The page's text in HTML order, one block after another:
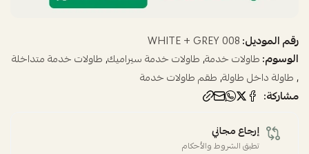
اسحب و افلت الملف هنا
رقم الموديل:008 WHITE + GREY
الوسوم:طاولات خدمة,طاولات خدمة سيراميك,طاولات خدمة متداخلة
,طاولة داخل طاولة,طقم طاولات خدمة
مشاركة:
إرجاع مجاني
تطبق الشروط والأحكام